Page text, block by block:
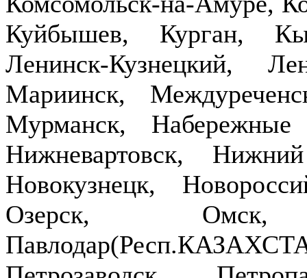
Куйбышев, Курган,
Ленинск-Кузнецкий,
Мариинск,
Мурманск,
Нижневартовск,
Новокузнецк,
Озерск,